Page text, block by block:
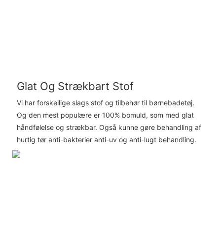
Glat Og Strækbart Stof
Vi har forskellige slags stof og tilbehør til børnebadetøj.
Og den mest populære er 100% bomuld, som med glat
håndfølelse og strækbar. Også kunne gøre behandling af
hurtig tør anti-bakterier anti-uv og anti-lugt behandling.